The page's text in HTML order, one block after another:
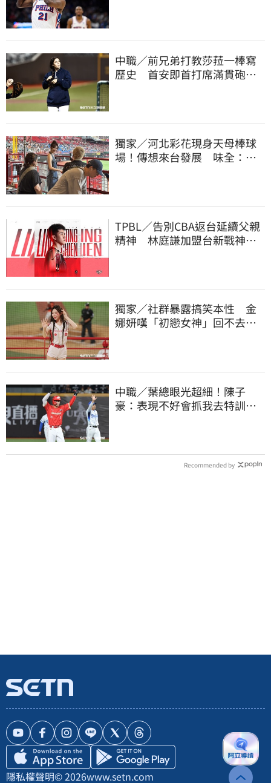
中職／前兄弟打教莎菈一棒寫
歷史 首安即首打席滿貫砲！
獨家／河北彩花現身天母棒球
場！傳想來台發展 味全：歡
TPBL／告別CBA返台延續父親
精神 林庭謙加盟台新戰神！
獨家／社群暴露搞笑本性 金
娜妍嘆「初戀女神」回不去！
中職／葉總眼光超細！陳子
豪：表現不好會抓我去特訓
Recommended by
隱私權聲明© 2026www.setn.com